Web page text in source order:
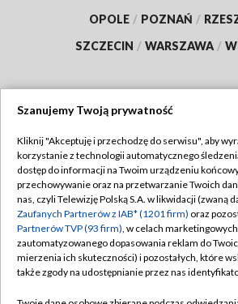
OPOLE / POZNAŃ /
SZCZECIN / WARSZAWA /
TVP
Abonament TVP
Emisja w TVP
Centrum informacji TVP
Naziemna Telewizja Cyfrowa
Regulamin TVP
Polityka
Moje zgody
Pomoc
Szanujemy Twoją prywatność
Kliknij "Akceptuję i przechodzę do serwisu", aby
korzystanie z technologii automatycznego
dostęp do informacji na Twoim urządzeniu
przechowywanie oraz na przetwarzanie Twoich
nas, czyli Telewizję Polską S.A. w likwidacji (zwaną
Zaufanych Partnerów z IAB* (1201 firm) oraz
Partnerów TVP (93 firm), w celach
zautomatyzowanego dopasowania reklam do
mierzenia ich skuteczności) i pozostałych, które
także zgody na udostępnianie przez nas